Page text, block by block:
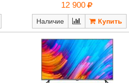
12 900
Наличие